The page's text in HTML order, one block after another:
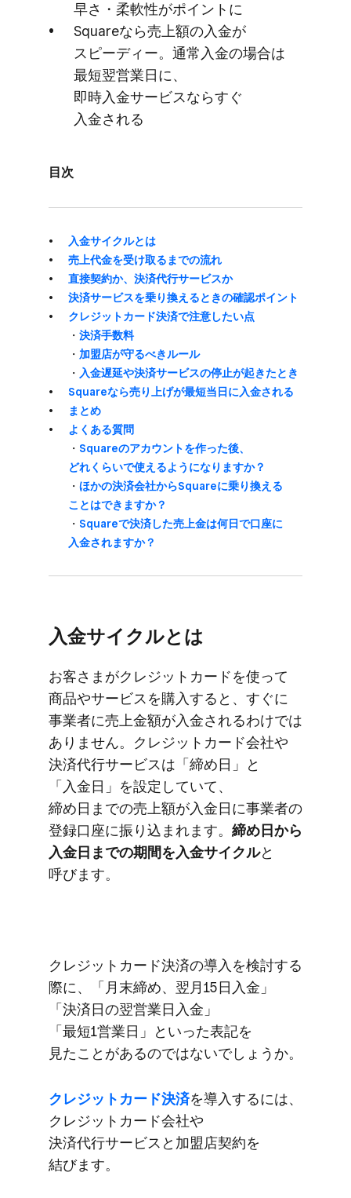
早さ・​柔軟性が​ポイントに
Squareなら売上額の​入金が​
スピーディー。​通常入金の​場合は​
最短翌営業日に、​
即時入金サービスなら​すぐ​
入金される
目次
入金サイクルとは
売上代金を​受け取るまでの​流れ
直接契約か、​決済代行サービスか
決済サービスを​乗り換える​ときの​確認ポイント
クレジットカード決済で​注意したい​点
・ 決済手数料
・ 加盟店が​守るべきルール
・ ​入金遅延や​決済サービスの​停止が​起きた​とき
Squareなら​売り上げが​最短当日に​入金される
まとめ
よく​ある​質問
・ Squareの​アカウントを​作った​後、​
どれくらいで​使えるようになりますか？
・ ほかの​決済会社から​Squareに​乗り換える​
ことは​できますか？
・ Squareで​決済した売上金は​何日で​口座に​
入金されますか？
入金サイクルとは
お客さまが​クレジットカードを​使って​
商品や​サービスを​購入すると、​すぐに​
事業者に​売上金額が​入金される​わけでは​
ありません。​クレジットカード会社や​
決済代行サービスは​「締め日」と​
「入金日」を​設定していて、​
締め日までの​売上額が​入金日に​事業者の​
登録口座に​振り込まれます。 ​締め日から​
入金日までの​期間を​入金サイクルと​
呼びます。
クレジットカード決済の​導入を​検討する​
際に、​「月​末締め、​翌月15日入金」​
「決済日の​翌営業日入金」​
「最短1営業日」と​いった​表記を​
見たことがあるのではないでしょうか。
クレジットカード決済を​導入するには、​
クレジットカード会社や​
決済代行サービスと​加盟店契約を​
結びます。